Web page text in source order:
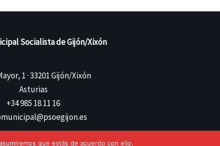
Socialista de Gijón/Xixón
1 · 33201 Gijón/Xixón
Asturias
+34 985 18 11 16
que estás de acuerdo con ello.